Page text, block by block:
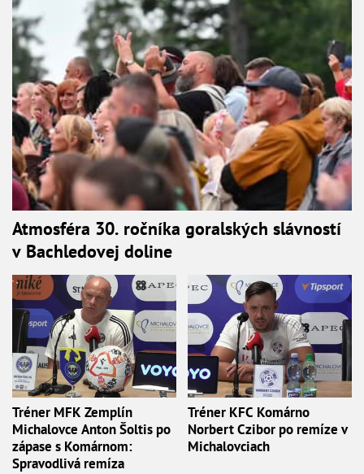
Atmosféra 30. ročníka goralských slávností
v Bachledovej doline
Tréner MFK Zemplín
Michalovce Anton Šoltis po
zápase s Komárnom:
Spravodlivá remíza
Tréner KFC Komárno
Norbert Czibor po remíze v
Michalovciach